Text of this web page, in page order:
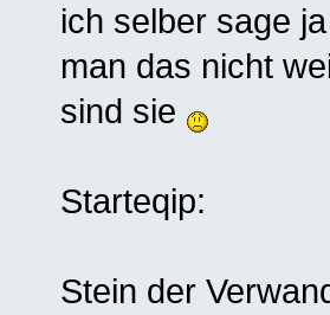
ich selber sage
man das nicht
sind sie
Starteqip:
Stein der